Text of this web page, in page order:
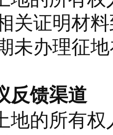
关证明材
未办理征
反馈渠道
地的所有